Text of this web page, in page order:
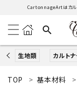
CartonnageArtはカル
search
生地類 カルト
TOP 基本材料